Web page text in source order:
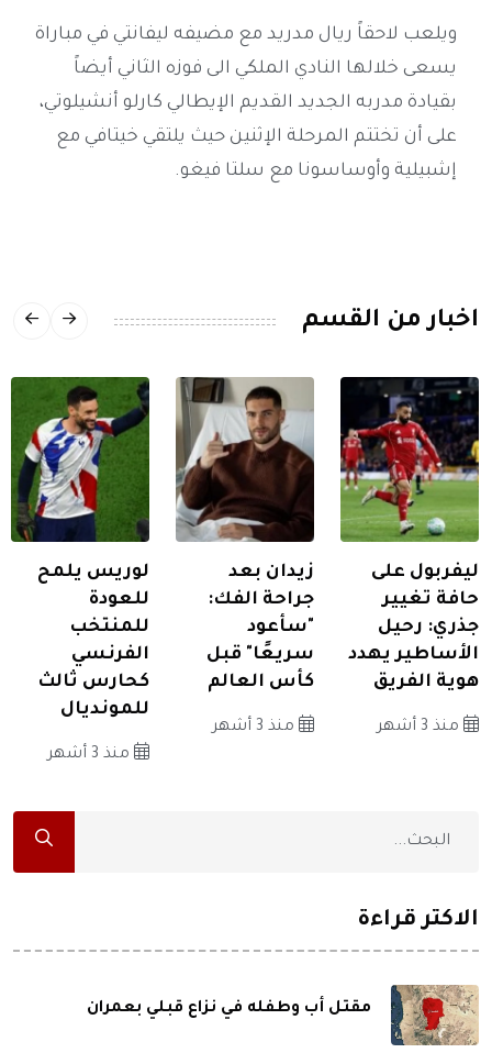
ويلعب لاحقاً ريال مدريد مع مضيفه ليفانتي في مباراة
يسعى خلالها النادي الملكي الى فوزه الثاني أيضاً
بقيادة مدربه الجديد القديم الإيطالي كارلو أنشيلوتي،
على أن تختتم المرحلة الإثنين حيث يلتقي خيتافي مع
إشبيلية وأوساسونا مع سلتا فيغو.
اخبار من القسم
ليفربول على
حافة تغيير
جذري: رحيل
الأساطير يهدد
هوية الفريق
منذ 3 أشهر
زيدان بعد
جراحة الفك:
"سأعود
سريعًا" قبل
كأس العالم
منذ 3 أشهر
لوريس يلمح
للعودة
للمنتخب
الفرنسي
كحارس ثالث
للمونديال
منذ 3 أشهر
الاكثر قراءة
مقتل أب وطفله في نزاع قبلي بعمران